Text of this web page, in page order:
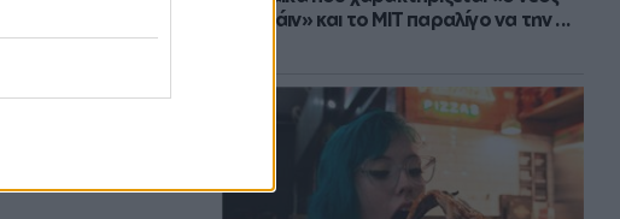
Αϊνστάιν» και το MIT παραλίγο να την ...